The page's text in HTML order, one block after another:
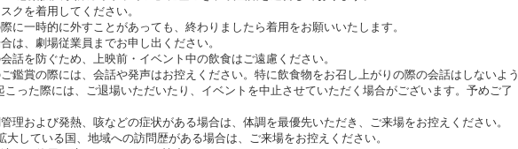
クを着用してください。
に一時的に外すことがあっても、終わりましたら着用をお願いいたします。
は、劇場従業員までお申し出ください。
話を防ぐため、上映前・イベント中の飲食はご遠慮ください。
鑑賞の際には、会話や発声はお控えください。特に飲食物をお召し上がりの際の会話はしないよう
こった際には、ご退場いただいたり、イベントを中止させていただく場合がございます。予めご了
理および発熱、咳などの症状がある場合は、体調を最優先いただき、ご来場をお控えください。
している国、地域への訪問歴がある場合は、ご来場をお控えください。